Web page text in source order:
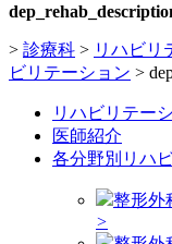
> 診療科 > リハビリ
ビリテーション >
リハビリテー
医師紹介
各分野別リハ
整形外
>